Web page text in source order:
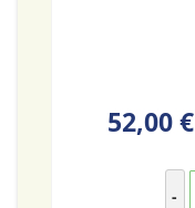
52,00 €
-